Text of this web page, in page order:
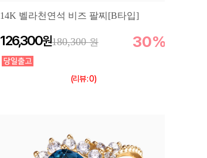
14K 벨라천연석 비즈 팔찌[B타입]
180,300
126,300 30%
(리뷰 : 0)